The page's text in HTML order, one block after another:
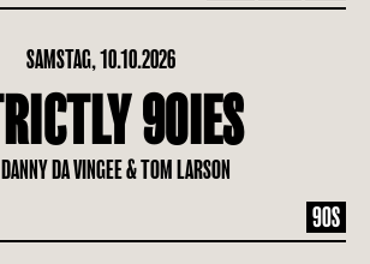
SAMSTAG, 10.10.2026
90IES
DA VINGEE & TOM LARSON
90S